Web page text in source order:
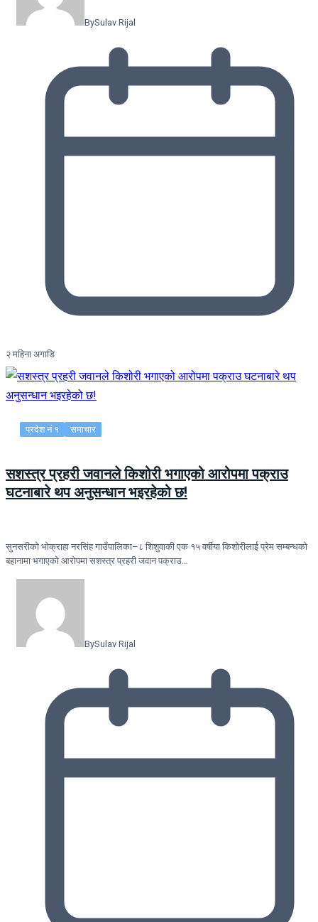
BySulav Rijal
२ महिना अगाडि
प्रदेश नं १ समाचार
सशस्त्र प्रहरी जवानले किशोरी भगाएको आरोपमा पक्राउ
घटनाबारे थप अनुसन्धान भइरहेको छ!
सुनसरीको भोक्राहा नरसिंह गाउँपालिका–८ शिशुवाकी एक १५ वर्षीया किशोरीलाई प्रेम सम्बन्धको
बहानामा भगाएको आरोपमा सशस्त्र प्रहरी जवान पक्राउ…
BySulav Rijal